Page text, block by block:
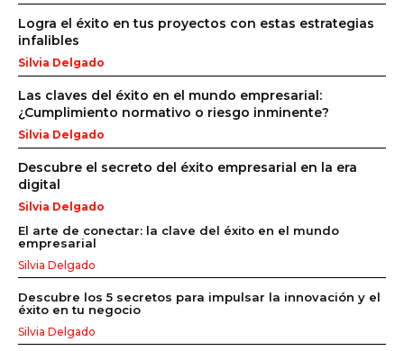
Logra el éxito en tus proyectos con estas estrategias
infalibles
Silvia Delgado
Las claves del éxito en el mundo empresarial:
¿Cumplimiento normativo o riesgo inminente?
Silvia Delgado
Descubre el secreto del éxito empresarial en la era
digital
Silvia Delgado
El arte de conectar: la clave del éxito en el mundo
empresarial
Silvia Delgado
Descubre los 5 secretos para impulsar la innovación y el
éxito en tu negocio
Silvia Delgado